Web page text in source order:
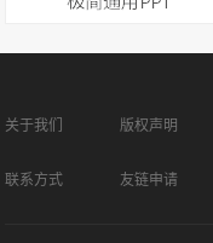
关于我们 版权声明
联系方式 友链申请